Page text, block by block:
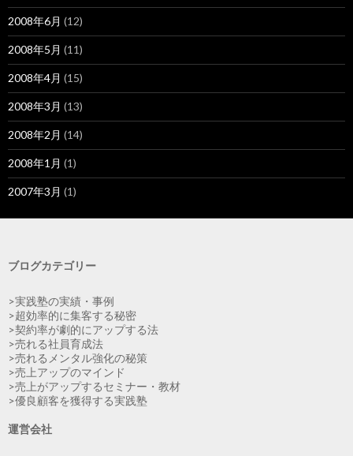
2008年6月 (12)
2008年5月 (11)
2008年4月 (15)
2008年3月 (13)
2008年2月 (14)
2008年1月 (1)
2007年3月 (1)
ブログカテゴリー
>実践塾の実績・事例
>超効率的に集客する秘密
>契約率が劇的にアップする法
>売れる社員育成法
>売れるメンタル強化の秘策
>売上アップのマインド
>売上がアップするセミナー・教材
>優良顧客を獲得する実践塾
運営会社